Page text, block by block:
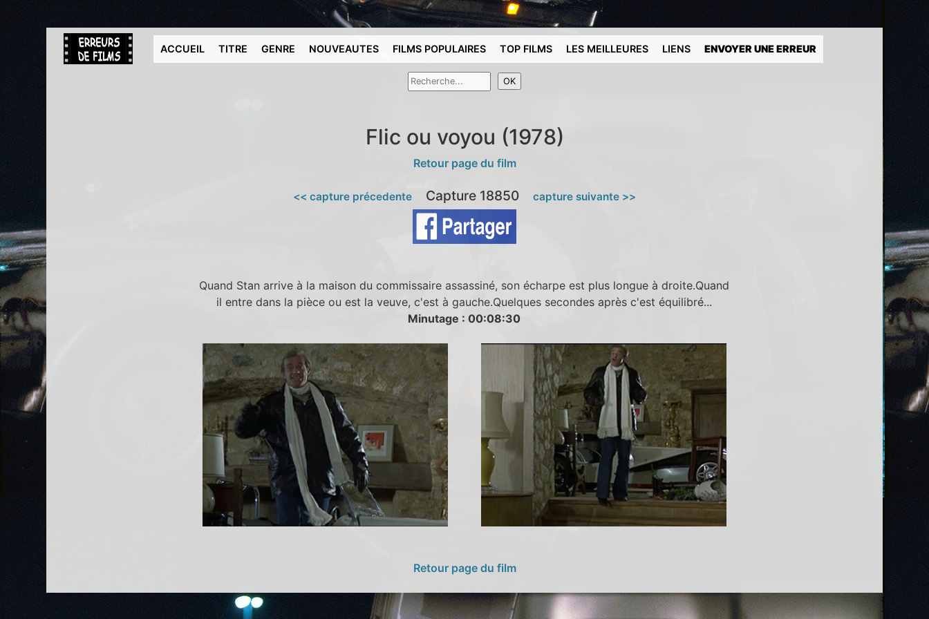
ACCUEIL TITRE GENRE NOUVEAUTES FILMS POPULAIRES TOP FILMS LES MEILLEURES LIENS ENVOYER UNE ERREUR
Flic ou voyou (1978)
Retour page du film
<< capture précedente Capture 18850 capture suivante >>
Quand Stan arrive à la maison du commissaire assassiné, son écharpe est plus longue à droite.Quand
il entre dans la pièce ou est la veuve, c'est à gauche.Quelques secondes après c'est équilibré...
Minutage : 00:08:30
Retour page du film